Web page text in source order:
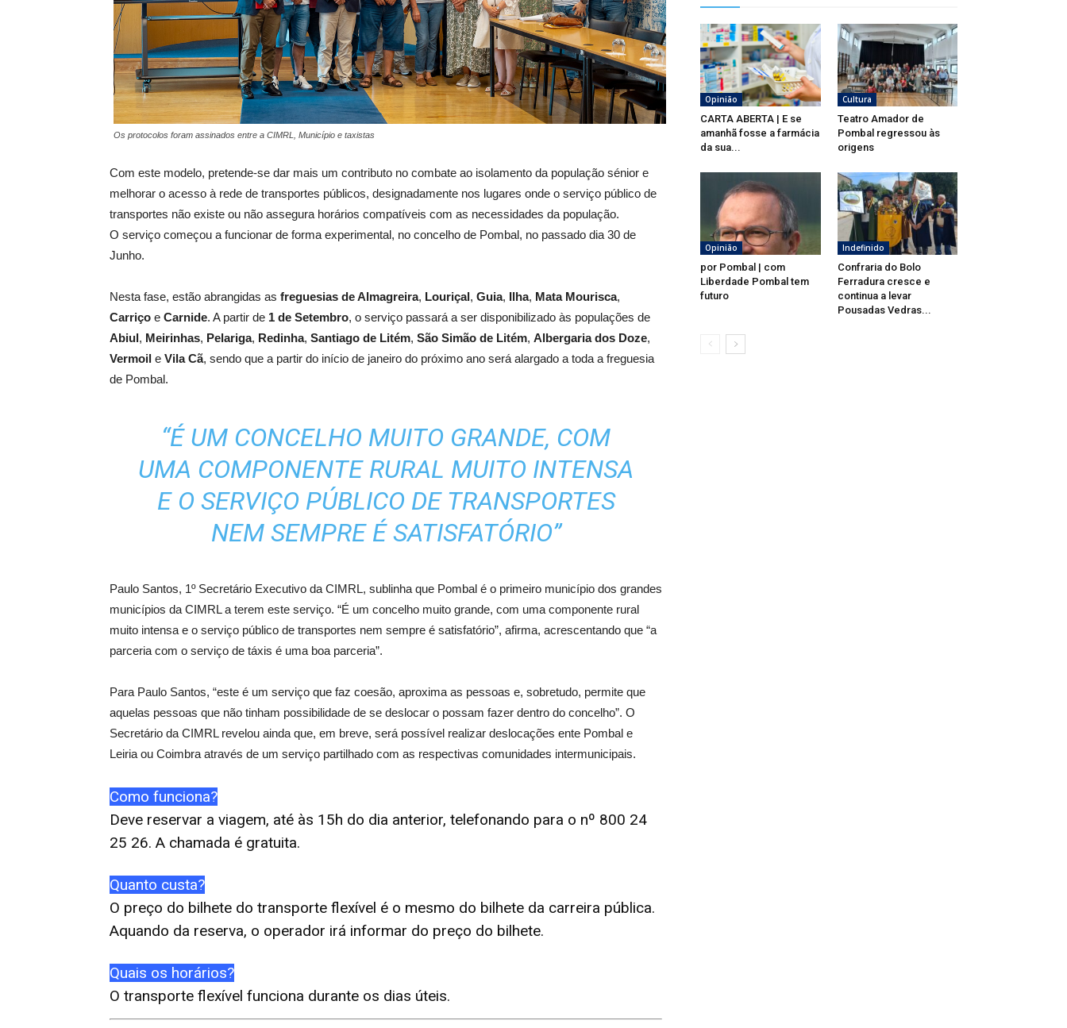
Os protocolos foram assinados entre a CIMRL, Município e taxistas
Com este modelo, pretende-se dar mais um contributo no combate ao isolamento da população sénior e
melhorar o acesso à rede de transportes públicos, designadamente nos lugares onde o serviço público de
transportes não existe ou não assegura horários compatíveis com as necessidades da população.
O serviço começou a funcionar de forma experimental, no concelho de Pombal, no passado dia 30 de
Junho.
Nesta fase, estão abrangidas as freguesias de Almagreira, Louriçal, Guia, Ilha, Mata Mourisca,
Carriço e Carnide. A partir de 1 de Setembro, o serviço passará a ser disponibilizado às populações de
Abiul, Meirinhas, Pelariga, Redinha, Santiago de Litém, São Simão de Litém, Albergaria dos Doze,
Vermoil e Vila Cã, sendo que a partir do início de janeiro do próximo ano será alargado a toda a freguesia
de Pombal.
“É UM CONCELHO MUITO GRANDE, COM
UMA COMPONENTE RURAL MUITO INTENSA
E O SERVIÇO PÚBLICO DE TRANSPORTES
NEM SEMPRE É SATISFATÓRIO”
Paulo Santos, 1º Secretário Executivo da CIMRL, sublinha que Pombal é o primeiro município dos grandes
municípios da CIMRL a terem este serviço. “É um concelho muito grande, com uma componente rural
muito intensa e o serviço público de transportes nem sempre é satisfatório”, afirma, acrescentando que “a
parceria com o serviço de táxis é uma boa parceria”.
Para Paulo Santos, “este é um serviço que faz coesão, aproxima as pessoas e, sobretudo, permite que
aquelas pessoas que não tinham possibilidade de se deslocar o possam fazer dentro do concelho”. O
Secretário da CIMRL revelou ainda que, em breve, será possível realizar deslocações ente Pombal e
Leiria ou Coimbra através de um serviço partilhado com as respectivas comunidades intermunicipais.
Como funciona?
Deve reservar a viagem, até às 15h do dia anterior, telefonando para o nº 800 24
25 26. A chamada é gratuita.
Quanto custa?
O preço do bilhete do transporte flexível é o mesmo do bilhete da carreira pública.
Aquando da reserva, o operador irá informar do preço do bilhete.
Quais os horários?
O transporte flexível funciona durante os dias úteis.
Opinião
CARTA ABERTA | E se
amanhã fosse a farmácia
da sua...
Cultura
Teatro Amador de
Pombal regressou às
origens
Opinião
por Pombal | com
Liberdade Pombal tem
futuro
Indefinido
Confraria do Bolo
Ferradura cresce e
continua a levar
Pousadas Vedras...